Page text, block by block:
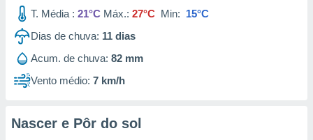
T. Média : 21°C Máx.: 27°C Min: 15°C
Dias de chuva: 11 dias
Acum. de chuva: 82 mm
Vento médio: 7 km/h
Nascer e Pôr do sol